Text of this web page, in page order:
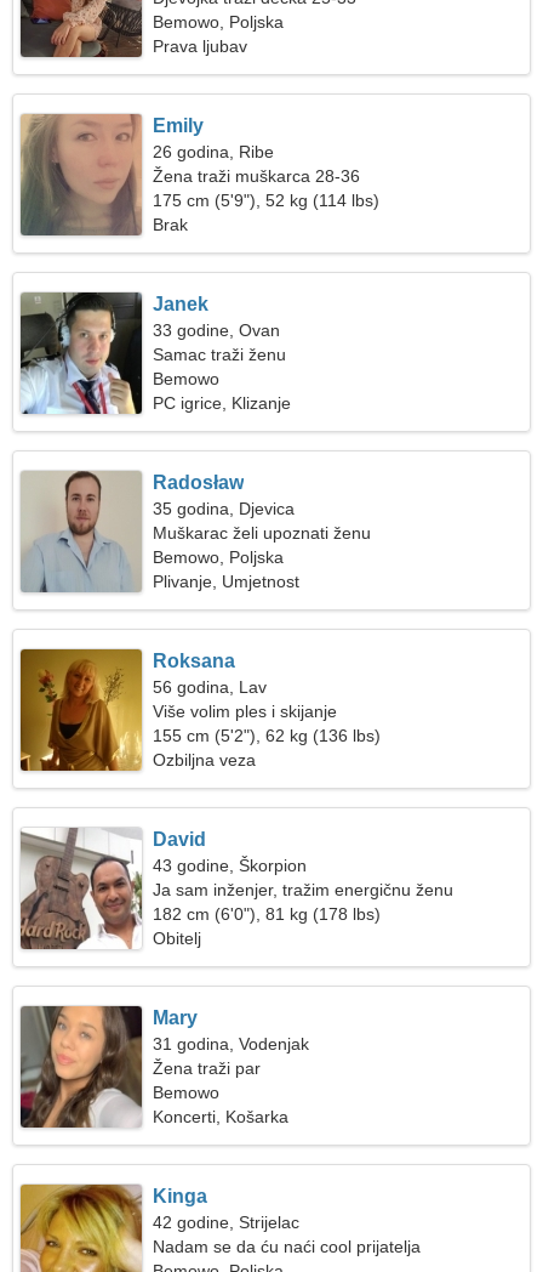
Bemowo, Poljska
Prava ljubav
Emily
26 godina, Ribe
Žena traži muškarca 28-36
175 cm (5'9"), 52 kg (114 lbs)
Brak
Janek
33 godine, Ovan
Samac traži ženu
Bemowo
PC igrice, Klizanje
Radosław
35 godina, Djevica
Muškarac želi upoznati ženu
Bemowo, Poljska
Plivanje, Umjetnost
Roksana
56 godina, Lav
Više volim ples i skijanje
155 cm (5'2"), 62 kg (136 lbs)
Ozbiljna veza
David
43 godine, Škorpion
Ja sam inženjer, tražim energičnu ženu
182 cm (6'0"), 81 kg (178 lbs)
Obitelj
Mary
31 godina, Vodenjak
Žena traži par
Bemowo
Koncerti, Košarka
Kinga
42 godine, Strijelac
Nadam se da ću naći cool prijatelja